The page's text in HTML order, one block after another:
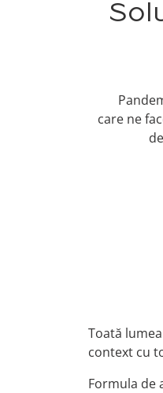
care ne
Toată
context cu
Formula de